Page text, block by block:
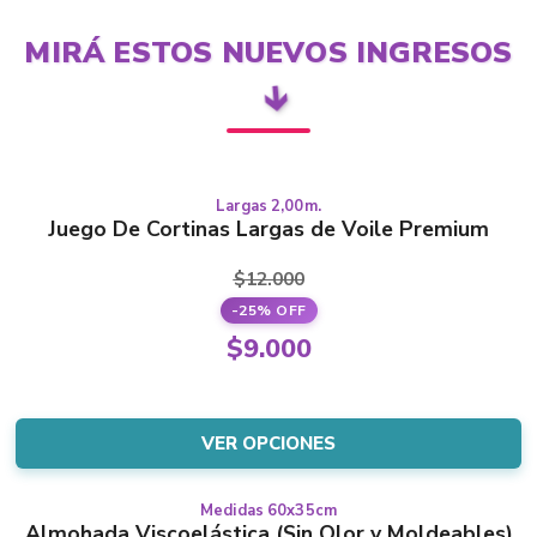
MIRÁ ESTOS NUEVOS INGRESOS
🡳
Largas 2,00m.
Juego De Cortinas Largas de Voile Premium
$12.000
-25% OFF
Original
$12.000.
$9.000
price
is:
$9.000.
VER OPCIONES
This
product
has
multiple
variants.
The
may
be
chosen
on
Medidas 60x35cm
This